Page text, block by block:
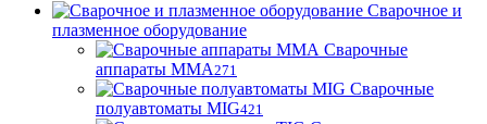
Сварочное и
плазменное оборудование
Сварочные
аппараты MMA271
Сварочные
полуавтоматы MIG421